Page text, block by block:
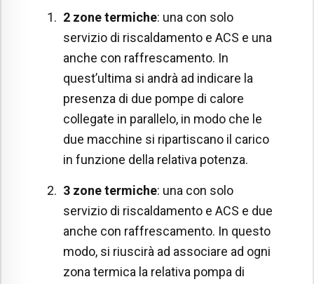
2 zone termiche: una con solo
servizio di riscaldamento e ACS e una
anche con raffrescamento. In
quest’ultima si andrà ad indicare la
presenza di due pompe di calore
collegate in parallelo, in modo che le
due macchine si ripartiscano il carico
in funzione della relativa potenza.
3 zone termiche: una con solo
servizio di riscaldamento e ACS e due
anche con raffrescamento. In questo
modo, si riuscirà ad associare ad ogni
zona termica la relativa pompa di